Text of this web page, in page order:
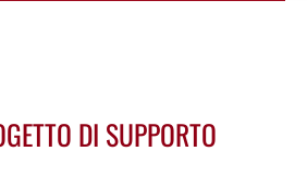
DI SUPPORTO